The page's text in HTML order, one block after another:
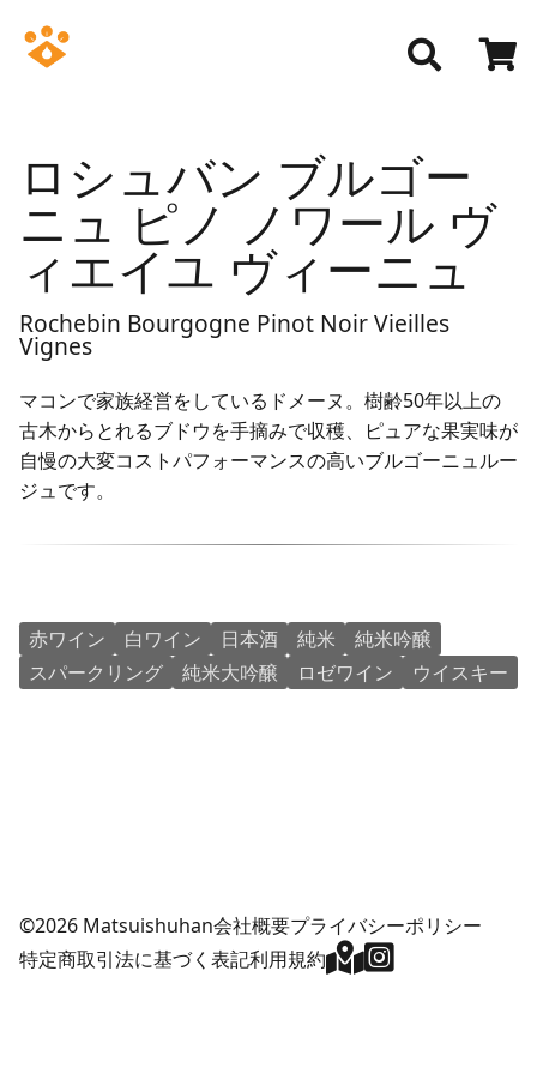
ロシュバン ブルゴー
ニュ ピノ ノワール ヴ
ィエイユ ヴィーニュ
Rochebin Bourgogne Pinot Noir Vieilles
Vignes
マコンで家族経営をしているドメーヌ。樹齢50年以上の
古木からとれるブドウを手摘みで収穫、ピュアな果実味が
自慢の大変コストパフォーマンスの高いブルゴーニュルー
ジュです。
赤ワイン 白ワイン 日本酒 純米
純米吟醸
スパークリング
純米大吟醸 ロゼワイン ウイスキー
©2026 Matsuishuhan会社概要プライバシーポリシー
特定商取引法に基づく表記利用規約